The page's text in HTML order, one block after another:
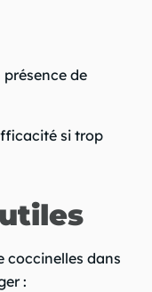
de
si trop
coccinelles dans
: